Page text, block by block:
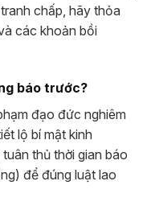
chấp, hãy thỏa
các khoản bồi
báo trước?
đạo đức nghiêm
lộ bí mật kinh
thủ thời gian báo
để đúng luật lao